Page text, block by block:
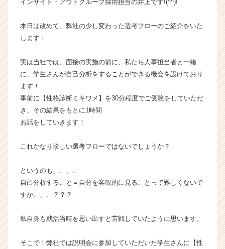
長
ら
ス
ウ
ト
届
就
イ
キ
リ
インサイド・アウトグループ採用担当の井上です!(^^)!
本日は改めて、弊社の少し変わった選考フローのご紹介をいた
します！
実は当社では、面接の実施の前に、私たち人事担当者と一緒
に、学生さんが自己分析をすることができる機会を設けており
ます！
事前に【性格診断ミキワメ】を30分程度でご受験をしていただ
き、その結果をもとに1時間
お話をしていきます！
これかなり珍しい選考フローではないでしょうか？
というのも、、、、
自己分析すること＝自分を客観的に見ることって難しくないで
すか、、、？？？
私自身も就活当時を思い出すと苦戦していたように思います。
そこで！弊社では説明会に参加していただいた学生さんに【性